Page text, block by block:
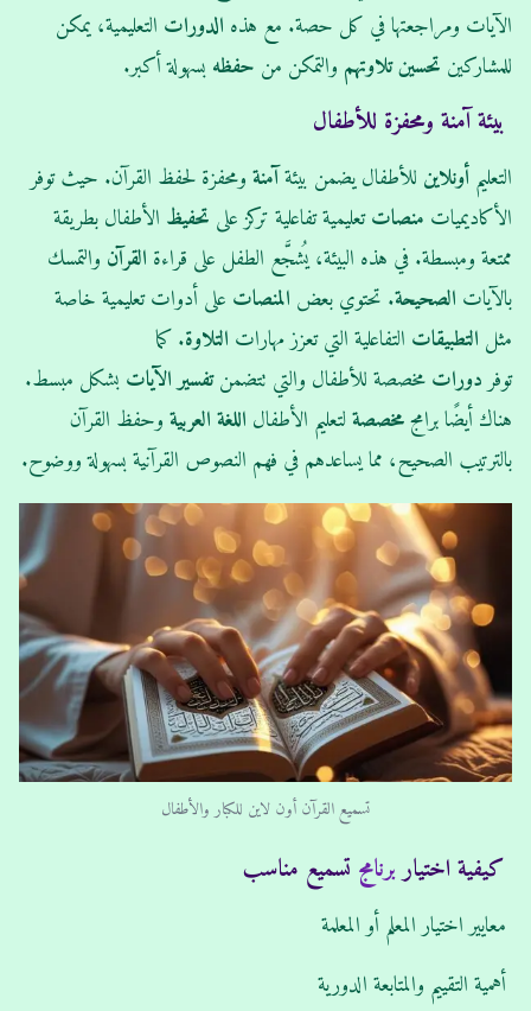
الآيات ومراجعتها في كل حصة. مع هذه الدورات التعليمية، يمكن
للمشاركين تحسينتلاوتهم والتمكن من حفظهبسهولة أكبر.
بيئة آمنة ومحفزة للأطفال
التعليمأونلاين للأطفال يضمن بيئةآمنةومحفزة لحفظ القرآن. حيث توفر
الأكاديميات منصاتتعليمية تفاعلية تركز على تحفيظ الأطفال بطريقة
ممتعة ومبسطة. في هذه البيئة، يُشجَّع الطفل على قراءة القرآن والتمسك
بالآيات الصحيحة. تحتوي بعض المنصات على أدوات تعليمية خاصة
مثل التطبيقات التفاعلية التي تعزز مهارات التلاوة. كما
توفر دوراتمخصصة للأطفال والتي تتضمنتفسيرالآياتبشكل مبسط.
هناك أيضًا برامجمخصصةلتعليم الأطفال اللغة العربيةوحفظ القرآن
بالترتيب الصحيح، مما يساعدهم في فهم النصوص القرآنية بسهولة ووضوح.
تسميع القرآن أون لاين للكبار والأطفال
كيفية اختياربرنامج تسميع مناسب
معايير اختيار المعلم أو المعلمة
أهمية التقييم والمتابعة الدورية